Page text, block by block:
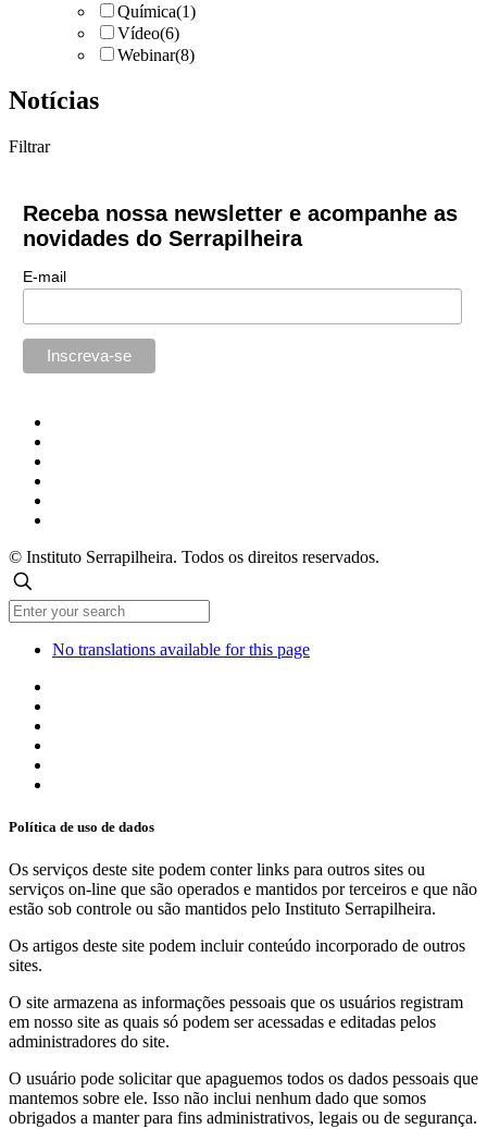
Química(1)
Vídeo(6)
Webinar(8)
Notícias
Filtrar
Receba nossa newsletter e acompanhe as
novidades do Serrapilheira
E-mail
© Instituto Serrapilheira. Todos os direitos reservados.
No translations available for this page
Política de uso de dados
Os serviços deste site podem conter links para outros sites ou
serviços on-line que são operados e mantidos por terceiros e que não
estão sob controle ou são mantidos pelo Instituto Serrapilheira.
Os artigos deste site podem incluir conteúdo incorporado de outros
sites.
O site armazena as informações pessoais que os usuários registram
em nosso site as quais só podem ser acessadas e editadas pelos
administradores do site.
O usuário pode solicitar que apaguemos todos os dados pessoais que
mantemos sobre ele. Isso não inclui nenhum dado que somos
obrigados a manter para fins administrativos, legais ou de segurança.